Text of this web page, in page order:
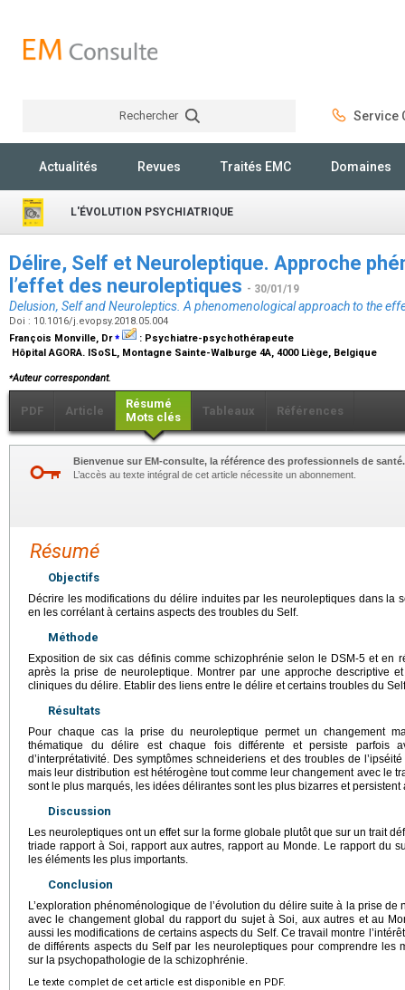
Rechercher Service
Actualités Revues Traités EMC Domaines
L'ÉVOLUTION PSYCHIATRIQUE
Délire, Self et Neuroleptique. Approche
l’effet des neuroleptiques - 30/01/19
Delusion, Self and Neuroleptics. A phenomenological approach to the
Doi : 10.1016/j.evopsy.2018.05.004
François Monville, Dr ⁎ : Psychiatre-psychothérapeute
Hôpital AGORA. ISoSL, Montagne Sainte-Walburge 4A, 4000 Liège, Belgique
⁎Auteur correspondant.
PDF Article
Résumé
Mots clés
Tableaux Références
Bienvenue sur EM-consulte, la référence des professionnels de santé.
L’accès au texte intégral de cet article nécessite un abonnement.
Résumé
Objectifs
Décrire les modifications du délire induites par les neuroleptiques dans la
en les corrélant à certains aspects des troubles du Self.
Méthode
Exposition de six cas définis comme schizophrénie selon le DSM-5 et en
après la prise de neuroleptique. Montrer par une approche descriptive
cliniques du délire. Etablir des liens entre le délire et certains troubles du
Résultats
Pour chaque cas la prise du neuroleptique permet un changement
thématique du délire est chaque fois différente et persiste parfois
d’interprétativité. Des symptômes schneideriens et des troubles de
mais leur distribution est hétérogène tout comme leur changement avec le
sont le plus marqués, les idées délirantes sont les plus bizarres et persistent
Discussion
Les neuroleptiques ont un effet sur la forme globale plutôt que sur un trait
triade rapport à Soi, rapport aux autres, rapport au Monde. Le rapport du
les éléments les plus importants.
Conclusion
L’exploration phénoménologique de l’évolution du délire suite à la prise
avec le changement global du rapport du sujet à Soi, aux autres et au
aussi les modifications de certains aspects du Self. Ce travail montre
de différents aspects du Self par les neuroleptiques pour comprendre les
sur la psychopathologie de la schizophrénie.
Le texte complet de cet article est disponible en PDF.